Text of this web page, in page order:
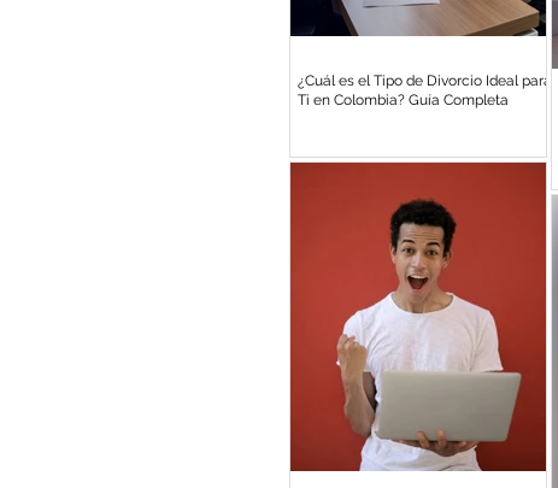
¿Cuál es el Tipo de Divorcio Ideal para
Ti en Colombia? Guía Completa